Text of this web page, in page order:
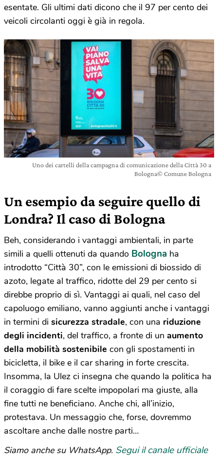
esentate. Gli ultimi dati dicono che il 97 per cento dei
veicoli circolanti oggi è già in regola.
Uno dei cartelli della campagna di comunicazione della Città 30 a
Bologna© Comune Bologna
Un esempio da seguire quello di
Londra? Il caso di Bologna
Beh, considerando i vantaggi ambientali, in parte
simili a quelli ottenuti da quando Bologna ha
introdotto “Città 30”, con le emissioni di biossido di
azoto, legate al traffico, ridotte del 29 per cento si
direbbe proprio di sì. Vantaggi ai quali, nel caso del
capoluogo emiliano, vanno aggiunti anche i vantaggi
in termini di sicurezza stradale, con una riduzione
degli incidenti, del traffico, a fronte di un aumento
della mobilità sostenibile con gli spostamenti in
bicicletta, il bike e il car sharing in forte crescita.
Insomma, la Ulez ci insegna che quando la politica ha
il coraggio di fare scelte impopolari ma giuste, alla
fine tutti ne beneficiano. Anche chi, all’inizio,
protestava. Un messaggio che, forse, dovremmo
ascoltare anche dalle nostre parti…
Siamo anche su WhatsApp. Segui il canale ufficiale